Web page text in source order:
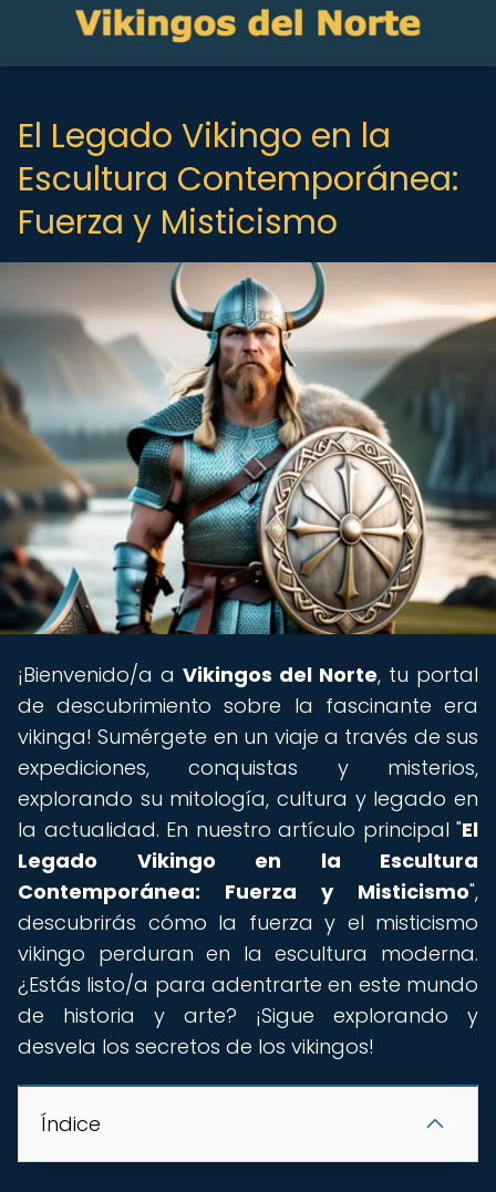
El Legado Vikingo en la
Escultura Contemporánea:
Fuerza y Misticismo
¡Bienvenido/a a Vikingos del Norte, tu portal
de descubrimiento sobre la fascinante era
vikinga! Sumérgete en un viaje a través de sus
expediciones, conquistas y misterios,
explorando su mitología, cultura y legado en
la actualidad. En nuestro artículo principal "El
Legado Vikingo en la Escultura
Contemporánea: Fuerza y Misticismo",
descubrirás cómo la fuerza y el misticismo
vikingo perduran en la escultura moderna.
¿Estás listo/a para adentrarte en este mundo
de historia y arte? ¡Sigue explorando y
desvela los secretos de los vikingos!
Índice